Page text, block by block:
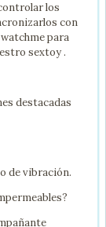
los
con
para
sextoy .
destacadas
de vibración.